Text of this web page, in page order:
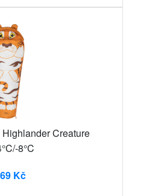
Creature
8°C
Kč